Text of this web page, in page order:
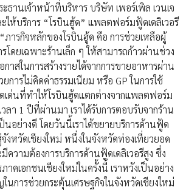
านเจ้าหน้าที่บริหาร บริษัท เพอร์เพิล เวนเจ
ห้บริการ “โรบินฮู้ด” แพลตฟอร์มฟู้ดเดลิเวอรี
ารกิจหลักของโรบินฮู้ด คือ การช่วยเหลือผู้
โดยเฉพาะร้านเล็ก ๆ ให้สามารถก้าวผ่านช่วง
กาสในการสร้างรายได้จากการขายอาหารผ่าน
การไม่คิดค่าธรรมเนียม หรือ GP ในการใช้
ด่นที่ทำให้โรบินฮู้ดแตกต่างจากแพลตฟอร์ม
ลา 1 ปีที่ผ่านมา เราได้รับการตอบรับจากร้าน
นอย่างดี โดยวันนี้เราได้ขยายบริการด้านฟู้ด
จังหวัดเชียงใหม่ หนึ่งในจังหวัดท่องเที่ยวยอด
วามต้องการบริการด้านฟู้ดเดลิเวอรีสูง ซึ่ง
าคเอกชนเชียงใหม่ในครั้งนี้ เราหวังเป็นอย่าง
นการช่วยกระตุ้นเศรษฐกิจในจังหวัดเชียงใหม่